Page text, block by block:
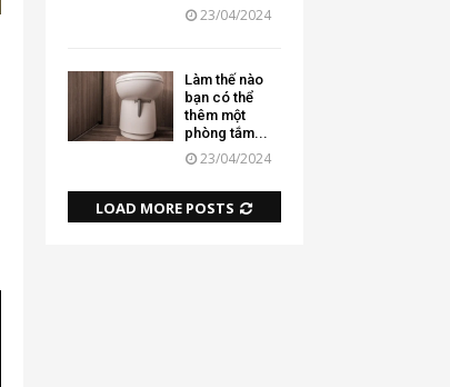
23/04/2024
Làm thế nào
bạn có thể
thêm một
phòng tắm...
23/04/2024
LOAD MORE POSTS